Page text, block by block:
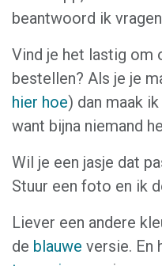
beantwoord ik
Vind je het lastig om
bestellen? Als je je
hier hoe) dan maak
want bijna niemand
Wil je een jasje dat
Stuur een foto en ik
Liever een andere
de blauwe versie. En